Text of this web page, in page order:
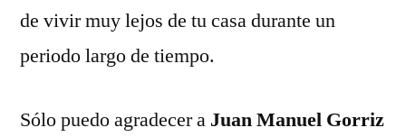
de vivir muy lejos de tu casa durante un
periodo largo de tiempo.
Sólo puedo agradecer a Juan Manuel Gorriz